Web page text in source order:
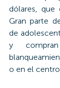
dólares, que
Gran parte
de
y
o en el